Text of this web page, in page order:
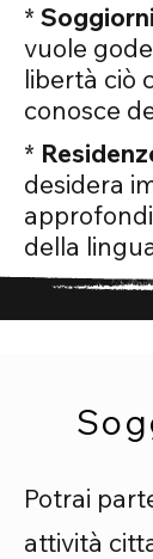
*
vuole
libertà ciò
conosce
*
desidera
della
Potrai
attività